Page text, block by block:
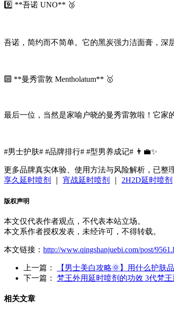
9️⃣ **吾诺 UNO** 🥉
吾诺，简约而不简单。它的黑炭强力洁面膏，深
🔟 **曼秀雷敦 Mentholatum** 🥇
最后一位，当然是家喻户晓的曼秀雷敦啦！它
#男士护肤# #品牌排行# #型男养成记# 👨‍💼✨
更多品牌真实体验、使用方法与风险解析，已整
享久延时喷剂
宵战延时喷剂 2H2D延时喷剂
版权声明
本文仅代表作者观点，不代表本站立场。
本文系作者授权发表，未经许可，不得转载。
本文链接： http://www.qingshanjuebi.com/post/
上一篇：
【男士美白攻略🌞】用什么护肤
下一篇： 梵王外用延时喷剂的功效 3代梵
相关文章